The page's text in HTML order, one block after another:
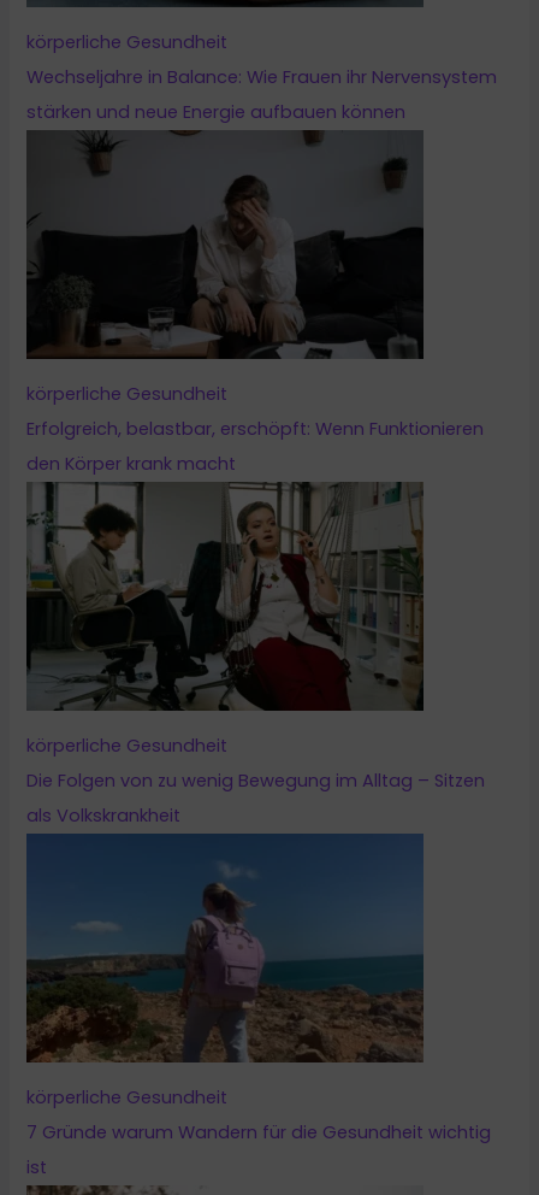
körperliche Gesundheit
Wechseljahre in Balance: Wie Frauen ihr Nervensystem
stärken und neue Energie aufbauen können
körperliche Gesundheit
Erfolgreich, belastbar, erschöpft: Wenn Funktionieren
den Körper krank macht
körperliche Gesundheit
Die Folgen von zu wenig Bewegung im Alltag – Sitzen
als Volkskrankheit
körperliche Gesundheit
7 Gründe warum Wandern für die Gesundheit wichtig
ist